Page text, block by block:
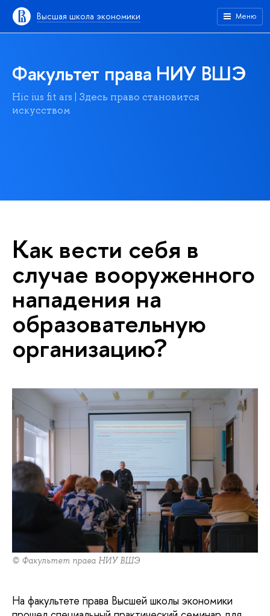
Высшая школа экономики Меню
Факультет права НИУ ВШЭ
Hic ius fit ars | Здесь право становится
искусством
Как вести себя в
случае вооруженного
нападения на
образовательную
организацию?
© Факультет права НИУ ВШЭ
На факультете права Высшей школы экономики